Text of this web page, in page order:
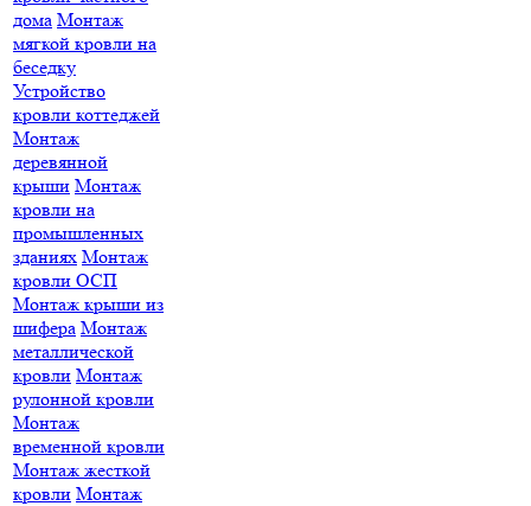
дома Монтаж
мягкой кровли на
беседку
Устройство
кровли коттеджей
Монтаж
деревянной
крыши Монтаж
кровли на
промышленных
зданиях Монтаж
кровли ОСП
Монтаж крыши из
шифера Монтаж
металлической
кровли Монтаж
рулонной кровли
Монтаж
временной кровли
Монтаж жесткой
кровли Монтаж